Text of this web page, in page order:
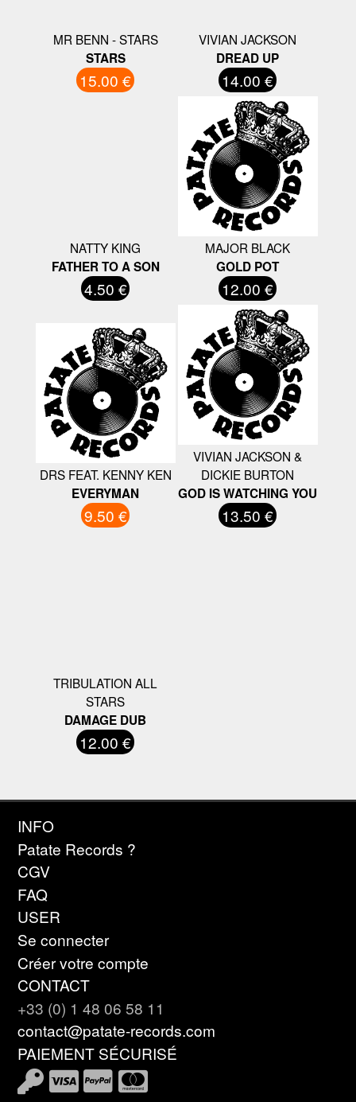
MR BENN - STARS
STARS
15.00 €
VIVIAN JACKSON
DREAD UP
14.00 €
NATTY KING
FATHER TO A SON
4.50 €
MAJOR BLACK
GOLD POT
12.00 €
DRS FEAT. KENNY KEN
EVERYMAN
9.50 €
VIVIAN JACKSON &
DICKIE BURTON
GOD IS WATCHING YOU
13.50 €
TRIBULATION ALL
STARS
DAMAGE DUB
12.00 €
INFO
Patate Records ?
CGV
FAQ
USER
Se connecter
Créer votre compte
CONTACT
+33 (0) 1 48 06 58 11
contact@patate-records.com
PAIEMENT SÉCURISÉ